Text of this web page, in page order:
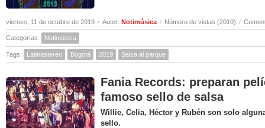
viernes, 11 de octubre de 2019 / Autor: Notimúsica / Número de vistas (2010) /
Categorías: Notimúsica
Tags: Latinastereo Bogotá 2019 Salsa al parque
Fania Records: preparan
famoso sello de salsa
Willie, Celia, Héctor y Rubén son solo
sello.